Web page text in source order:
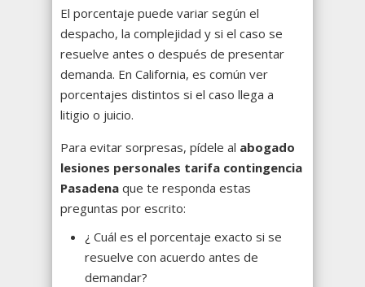
El porcentaje puede variar según el
despacho, la complejidad y si el caso se
resuelve antes o después de presentar
demanda. En California, es común ver
porcentajes distintos si el caso llega a
litigio o juicio.
Para evitar sorpresas, pídele al abogado
lesiones personales tarifa contingencia
Pasadena que te responda estas
preguntas por escrito:
¿ Cuál es el porcentaje exacto si se
resuelve con acuerdo antes de
demandar?